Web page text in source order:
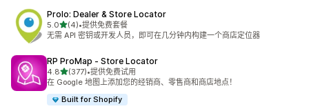
Prolo: Dealer & Store Locator
5.0星（满分 5 星）
(4)
总共 4 条评论
•提供免费套餐
无需 API 密钥或开发人员，即可在几分钟内构建一个商店定位器
RP ProMap ‑ Store Locator
4.8星（满分 5 星）
(377)
总共 377 条评论
•提供免费试用
在 Google 地图上添加您的经销商、零售商和商店地点！
Built for Shopify